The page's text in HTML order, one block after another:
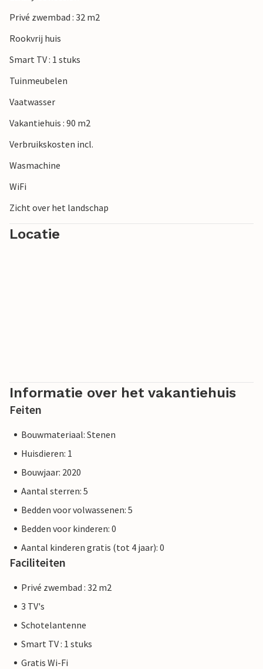
Privé zwembad : 32 m2
Rookvrij huis
Smart TV : 1 stuks
Tuinmeubelen
Vaatwasser
Vakantiehuis : 90 m2
Verbruikskosten incl.
Wasmachine
WiFi
Zicht over het landschap
Locatie
Informatie over het vakantiehuis
Feiten
Bouwmateriaal: Stenen
Huisdieren: 1
Bouwjaar: 2020
Aantal sterren: 5
Bedden voor volwassenen: 5
Bedden voor kinderen: 0
Aantal kinderen gratis (tot 4 jaar): 0
Faciliteiten
Privé zwembad : 32 m2
3 TV's
Schotelantenne
Smart TV : 1 stuks
Gratis Wi-Fi